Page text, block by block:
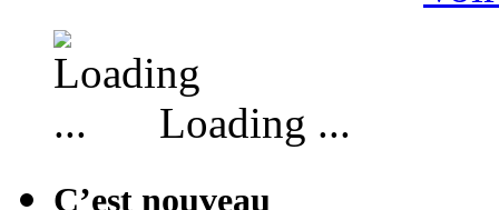
Loading ...
C’est nouveau